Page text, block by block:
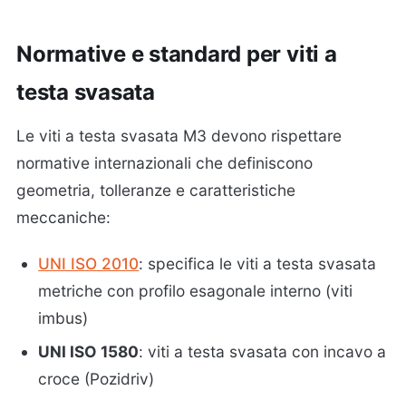
Normative e standard per viti a
testa svasata
Le viti a testa svasata M3 devono rispettare
normative internazionali che definiscono
geometria, tolleranze e caratteristiche
meccaniche:
UNI ISO 2010: specifica le viti a testa svasata
metriche con profilo esagonale interno (viti
imbus)
UNI ISO 1580: viti a testa svasata con incavo a
croce (Pozidriv)